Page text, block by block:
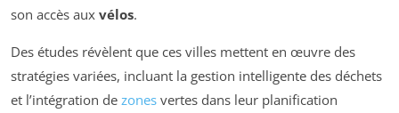
son accès aux vélos.
Des études révèlent que ces villes mettent en œuvre des
stratégies variées, incluant la gestion intelligente des déchets
et l’intégration de zones vertes dans leur planification